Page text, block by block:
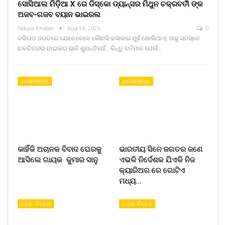
ସୋସିଆଲ ମିଡ଼ିଆ X ରେ ଡିସ୍କୋ ଡ୍ୟାନ୍ସର ମିଥୁନ ଚକ୍ରବର୍ତୀ ଙ୍କ
ଅଜବ-ଗଜବ ବୟାନ ଭାଇରଲ
Sakala Khabar Aug 14, 2025 0
ବଲିଉଡ ଜଗତରେ ଯେତେବେଳେ କୌଣସି କଳାକାର ମୁହଁ ଖୋଲିଥାଏ, ତାକୁ ସମସ୍ତେ
ଚଳଚିତ୍ରର ଡାଇଲଗ ଭାବି ଶୁଣନ୍ତିନାହିଁ , କିନ୍ତୁ ବର୍ତମାନ ଯେଉଁ…
ମନୋରଞ୍ଜନ
କାହିଁକି ଅଚାନକ ବିବାଦ ଘେରକୁ
ଆସିଲେ ଗାୟକ କୁମାର ସାନୁ
ମନୋରଞ୍ଜନ
ଭାରତୀୟ ସିନେ ଜଗତର ଜଣେ
ଏଭଳି ନିର୍ଦେଶକ ଯିଏକି ନିଜ
କ୍ୟାରିଅର ରେ ଗୋଟିଏ
ମଧ୍ୟ…
ଦେଶ- ବିଦେଶ ଦେଶ- ବିଦେଶ